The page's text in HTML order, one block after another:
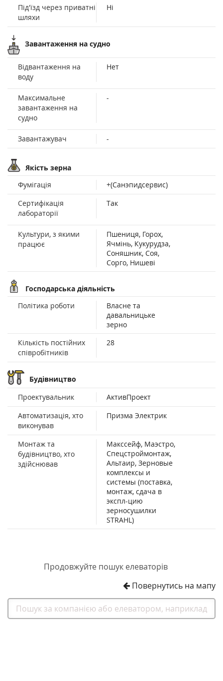
Під'їзд через приватні
шляхи
Ні
Завантаження на судно
Відвантаження на
воду
Нет
Максимальне
завантаження на
судно
-
Завантажувач -
Якість зерна
Фумігація
+(Санэпидсервис)
Сертифікація
лабораторії
Так
Культури, з якими
працює
Пшениця, Горох,
Ячмінь, Кукурудза,
Соняшник, Соя,
Сорго, Нишеві
Господарська діяльність
Політика роботи
Власне та
давальницьке
зерно
Кількість постійних
співробітників
28
Будівництво
Проектувальник
АктивПроект
Автоматизація, хто
виконував
Призма Электрик
Монтаж та
будівництво, хто
здійснював
Макссейф, Маэстро,
Спецстроймонтаж,
Альтаир, Зерновые
комплексы и
системы (поставка,
монтаж, сдача в
экспл-цию
зерносушилки
STRAHL)
Продовжуйте пошук елеваторів
Повернутись на мапу